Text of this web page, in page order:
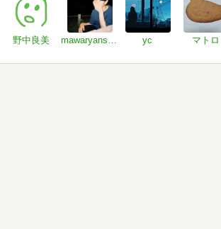
野中良美 mawaryanse619 yc マトロ